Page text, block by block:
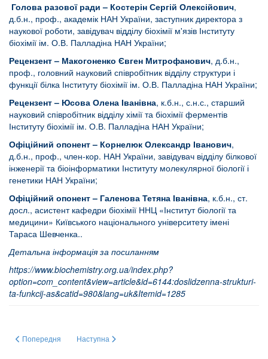
Голова разової ради – Костерін Сергій Олексійович,
д.б.н., проф., академік НАН України, заступник директора з
наукової роботи, завідувач відділу біохімії м'язів Інституту
біохімії ім. О.В. Палладіна НАН України;
Рецензент – Макогоненко Євген Митрофанович, д.б.н.,
проф., головний науковий співробітник відділу структури і
функції білка Інституту біохімії ім. О.В. Палладіна НАН України;
Рецензент – Юсова Олена Іванівна, к.б.н., с.н.с., старший
науковий співробітник відділу хімії та біохімії ферментів
Інституту біохімії ім. О.В. Палладіна НАН України;
Офіційний опонент – Корнелюк Олександр Іванович,
д.б.н., проф., член-кор. НАН України, завідувач відділу білкової
інженерії та біоінформатики Інституту молекулярної біології і
генетики НАН України;
Офіційний опонент – Галенова Тетяна Іванівна, к.б.н., ст.
досл., асистент кафедри біохімії ННЦ «Інститут біології та
медицини» Київського національного університету імені
Тараса Шевченка..
Детальна інформація за посиланням
https://www.biochemistry.org.ua/index.php?
option=com_content&view=article&id=6144:doslidzenna-strukturi-
ta-funkcij-as&catid=980&lang=uk&Itemid=1285
Попередня стаття: ВПЛИВ ВУГЛЕЦЕВИХ НАНОЧАСТИНОК НА
Попередня Наступна стаття: Антитромботична та
Наступна